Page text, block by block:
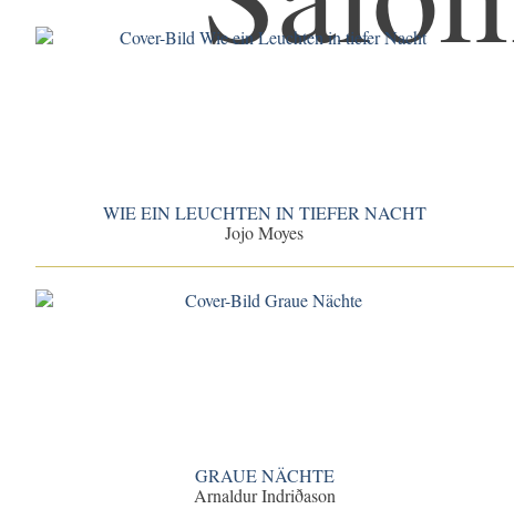
WIE EIN LEUCHTEN IN TIEFER NACHT
Jojo Moyes
GRAUE NÄCHTE
Arnaldur Indriðason